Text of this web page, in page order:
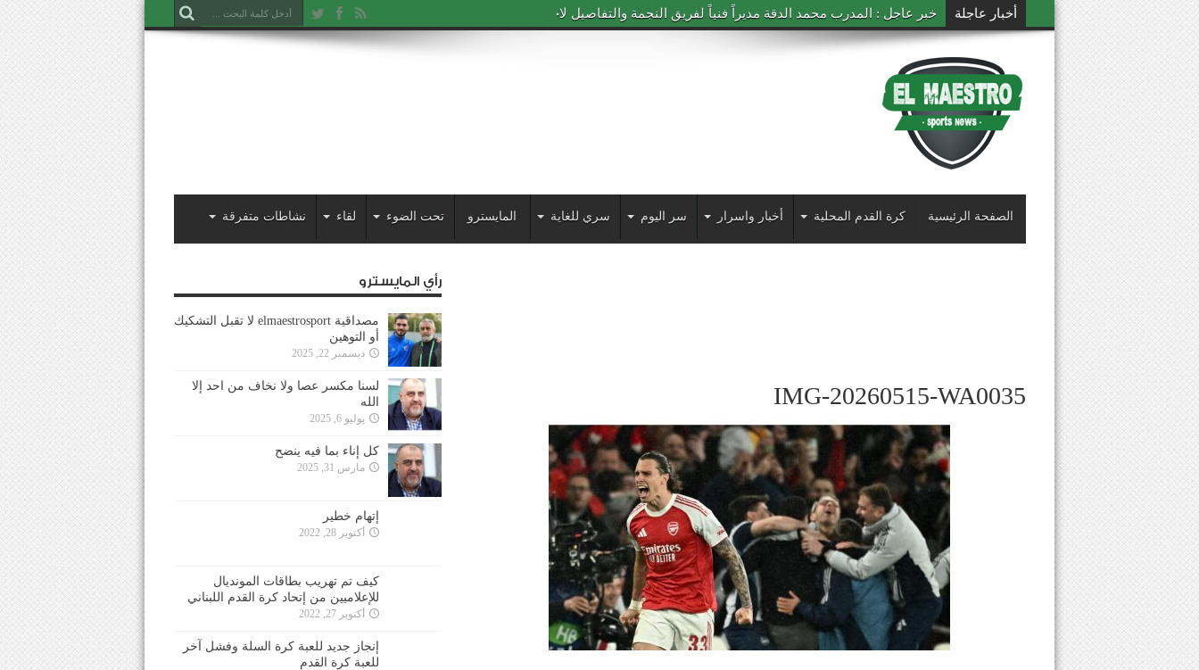
أخبار عاجلة خبر عاجل : المدرب محمد الدقة مديراً فنياً لفريق النجمة والتفاصيل لاحقاً
الصفحة الرئيسية كرة القدم المحلية أخبار واسرار سر اليوم سري للغاية المايسترو تحت الضوء لقاء نشاطات متفرقة
IMG-20260515-WA0035
رأي المايسترو
مصداقية elmaestrosport لا تقبل التشكيك
أو التوهين
ديسمبر 22, 2025
لسنا مكسر عصا ولا نخاف من احد إلا
الله
يوليو 6, 2025
كل إناء بما فيه ينضح
مارس 31, 2025
إتهام خطير
أكتوبر 28, 2022
كيف تم تهريب بطاقات المونديال
للإعلاميين من إتحاد كرة القدم اللبناني
أكتوبر 27, 2022
إنجاز جديد للعبة كرة السلة وفشل آخر
للعبة كرة القدم